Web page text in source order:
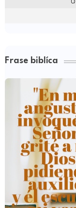
Frase biblíca